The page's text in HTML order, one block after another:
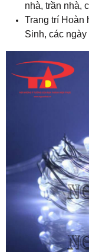
nhà, trần nhà,
Trang trí Hoàn
Sinh, các